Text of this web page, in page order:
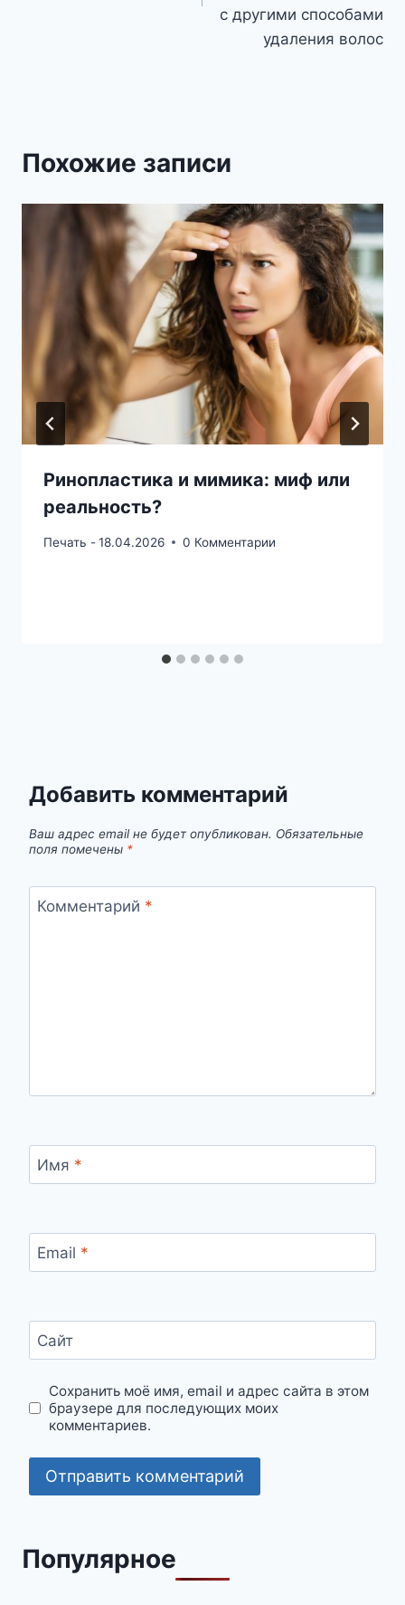
с другими способами
удаления волос
Похожие записи
Ринопластика и мимика: миф или
реальность?
Печать -18.04.2026 0 Комментарии
Добавить комментарий
Ваш адрес email не будет опубликован. Обязательные
поля помечены *
Комментарий *
Имя *
Email *
Сайт
Сохранить моё имя, email и адрес сайта в этом
браузере для последующих моих
комментариев.
Популярное